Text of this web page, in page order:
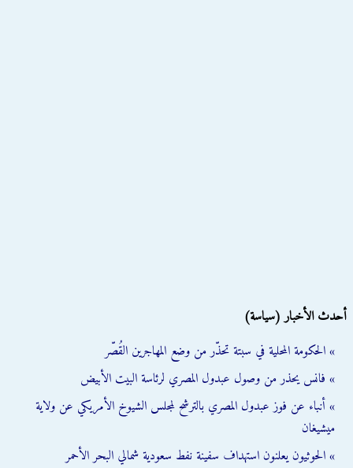
أحدث الأخبار (سياسة)
» الحكومة المحلية في سبتة تحذّر من وضع المهاجرين القُصّر
» فانس يحذر من وصول عبدول المصري لرئاسة البيت الأبيض
» أنباء عن فوز عبدول المصري بالترشح لمجلس الشيوخ الأمريكي عن ولاية
ميشيغان
» الحوثيون يعلنون استهداف سفينة نفط سعودية شمالي البحر الأحمر